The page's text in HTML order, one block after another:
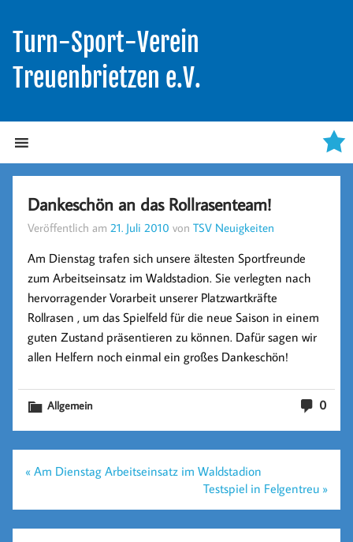
Turn-Sport-Verein
Treuenbrietzen e.V.
Dankeschön an das Rollrasenteam!
Veröffentlich am 21. Juli 2010 vonTSV Neuigkeiten
Am Dienstag trafen sich unsere ältesten Sportfreunde
zum Arbeitseinsatz im Waldstadion. Sie verlegten nach
hervorragender Vorarbeit unserer Platzwartkräfte
Rollrasen , um das Spielfeld für die neue Saison in einem
guten Zustand präsentieren zu können. Dafür sagen wir
allen Helfern noch einmal ein großes Dankeschön!
0
Allgemein
Beitragsnavigation
« Am Dienstag Arbeitseinsatz im Waldstadion
Testspiel in Felgentreu »